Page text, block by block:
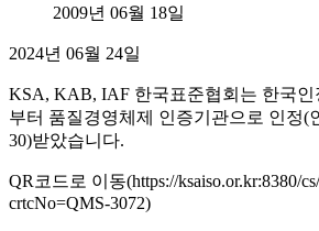
2009년 06월 18일
2024년 06월 24일
KSA, KAB, IAF 한국표준협회는 한국
부터 품질경영체제 인증기관으로 인정(
30)받았습니다.
QR코드로 이동(https://ksaiso.or.kr:8380/
crtcNo=QMS-3072)